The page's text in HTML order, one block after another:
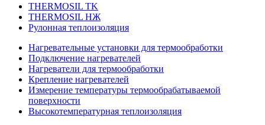
THERMOSIL TK
THERMOSIL НЖ
Рулонная теплоизоляция
Нагревательные установки для термообработки
Подключение нагревателей
Нагреватели для термообработки
Крепление нагревателей
Измерение температуры термообрабатываемой
поверхности
Высокотемпературная теплоизоляция